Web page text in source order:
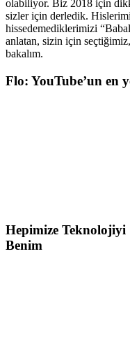
olabiliyor. Biz 2018 için
sizler için derledik.
hissedemediklerimizi
anlatan, sizin için
bakalım.
Flo: YouTube’un en
Hepimize
Benim